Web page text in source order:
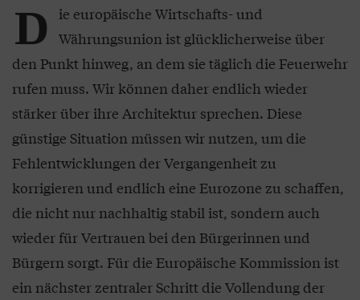
D ie europäische Wirtschafts- und
Währungsunion ist glücklicherweise über
den Punkt hinweg, an dem sie täglich die Feuerwehr
rufen muss. Wir können daher endlich wieder
stärker über ihre Architektur sprechen. Diese
günstige Situation müssen wir nutzen, um die
Fehlentwicklungen der Vergangenheit zu
korrigieren und endlich eine Eurozone zu schaffen,
die nicht nur nachhaltig stabil ist, sondern auch
wieder für Vertrauen bei den Bürgerinnen und
Bürgern sorgt. Für die Europäische Kommission ist
ein nächster zentraler Schritt die Vollendung der